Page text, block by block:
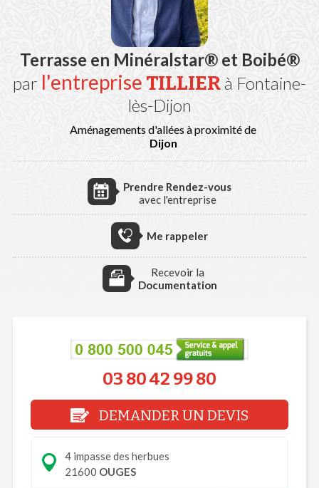
Terrasse en Minéralstar® et Boibé®
par l'entreprise TILLIERà Fontaine-
lès-Dijon
Aménagements d'allées à proximité de
Dijon
Prendre Rendez-vous
avec l'entreprise
Me rappeler
Recevoir la
Documentation
03 80 42 99 80
DEMANDER UN DEVIS
4 impasse des herbues
21600 OUGES